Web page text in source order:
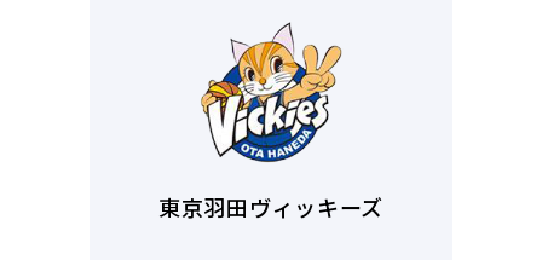
東京羽田ヴィッキーズ